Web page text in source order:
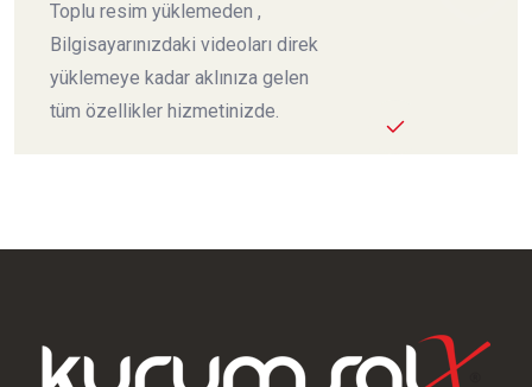
Toplu resim yüklemeden ,
Bilgisayarınızdaki videoları direk
yüklemeye kadar aklınıza gelen
tüm özellikler hizmetinizde.